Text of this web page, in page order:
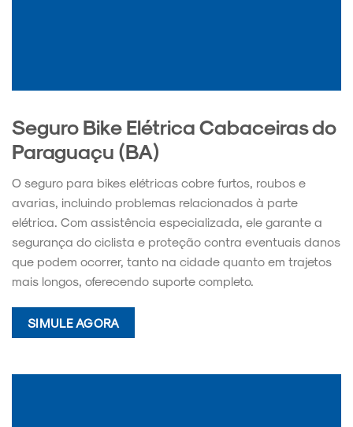
Seguro Bike Elétrica Cabaceiras do
Paraguaçu (BA)
O seguro para bikes elétricas cobre furtos, roubos e
avarias, incluindo problemas relacionados à parte
elétrica. Com assistência especializada, ele garante a
segurança do ciclista e proteção contra eventuais danos
que podem ocorrer, tanto na cidade quanto em trajetos
mais longos, oferecendo suporte completo.
SIMULE AGORA